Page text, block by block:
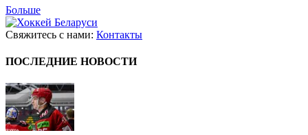
Больше
Свяжитесь с нами: Контакты
ПОСЛЕДНИЕ НОВОСТИ